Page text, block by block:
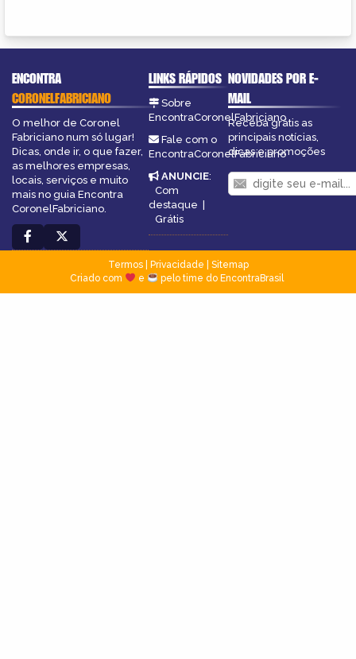
ENCONTRA
CORONELFABRICIANO
O melhor de Coronel
Fabriciano num só lugar!
Dicas, onde ir, o que fazer,
as melhores empresas,
locais, serviços e muito
mais no guia Encontra
CoronelFabriciano.
LINKS RÁPIDOS
Sobre
EncontraCoronelFabriciano
Fale com o
EncontraCoronelFabriciano
ANUNCIE:
Com
destaque
Grátis
NOVIDADES POR E-
MAIL
Receba grátis as
principais notícias,
dicas e promoções
Termos| Privacidade
Sitemap
Criado com
e pelo time do EncontraBrasil